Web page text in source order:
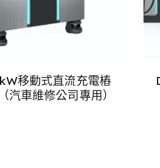
移動式直流充電樁
汽車維修公司專用）